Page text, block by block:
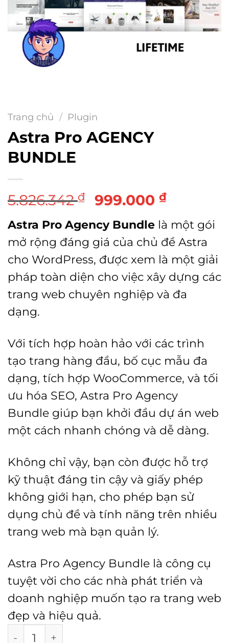
Trang chủ / Plugin
Astra Pro AGENCY
BUNDLE
5.826.342₫
Giá
là:
5.826.342 ₫.
999.000 ₫Giá
tại
là:
Astra Pro Agency Bundle là một gói
mở rộng đáng giá của chủ đề Astra
cho WordPress, được xem là một giải
pháp toàn diện cho việc xây dựng các
trang web chuyên nghiệp và đa
dạng.
Với tích hợp hoàn hảo với các trình
tạo trang hàng đầu, bố cục mẫu đa
dạng, tích hợp WooCommerce, và tối
ưu hóa SEO, Astra Pro Agency
Bundle giúp bạn khởi đầu dự án web
một cách nhanh chóng và dễ dàng.
Không chỉ vậy, bạn còn được hỗ trợ
kỹ thuật đáng tin cậy và giấy phép
không giới hạn, cho phép bạn sử
dụng chủ đề và tính năng trên nhiều
trang web mà bạn quản lý.
Astra Pro Agency Bundle là công cụ
tuyệt vời cho các nhà phát triển và
doanh nghiệp muốn tạo ra trang web
đẹp và hiệu quả.
Astra Pro AGENCY BUNDLE số lượng